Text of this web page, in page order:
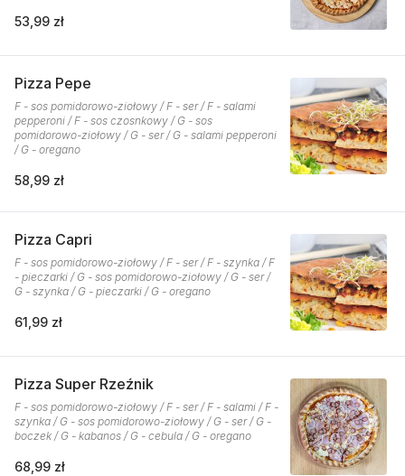
53,99 zł
Pizza Pepe
F - sos pomidorowo-ziołowy / F - ser / F - salami
pepperoni / F - sos czosnkowy / G - sos
pomidorowo-ziołowy / G - ser / G - salami pepperoni
/ G - oregano
58,99 zł
Pizza Capri
F - sos pomidorowo-ziołowy / F - ser / F - szynka / F
- pieczarki / G - sos pomidorowo-ziołowy / G - ser /
G - szynka / G - pieczarki / G - oregano
61,99 zł
Pizza Super Rzeźnik
F - sos pomidorowo-ziołowy / F - ser / F - salami / F -
szynka / G - sos pomidorowo-ziołowy / G - ser / G -
boczek / G - kabanos / G - cebula / G - oregano
68,99 zł